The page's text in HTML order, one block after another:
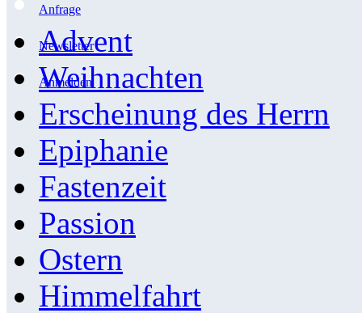
Anfrage
Newsletter
Anmelden
Advent
Weihnachten
Erscheinung des Herrn
Epiphanie
Fastenzeit
Passion
Ostern
Himmelfahrt